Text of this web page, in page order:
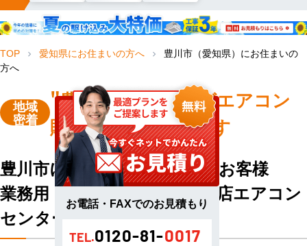
TOP chevron_right 愛知県にお住まいの方へ chevron_right
豊川市（愛知県）にお住まいの
方へ
地域
密着
"豊川市"ハウジングエアコン
販売・工事を承ります
豊川市にお住まい・お勤めのお客様
業務用・住宅用エアコン専門店エアコン
センターACへようこそ
お電話・FAXでのお見積もり
TEL.0120-81-0017